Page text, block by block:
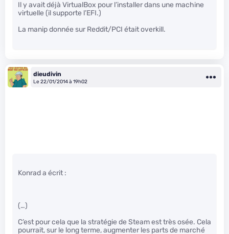
Il y avait déjà VirtualBox pour l’installer dans une machine
virtuelle (il supporte l’EFI.)
La manip donnée sur Reddit/PCI était overkill.
dieudivin
Le 22/01/2014 à 19h02
Konrad a écrit :
(…)
C’est pour cela que la stratégie de Steam est très osée. Cela
pourrait, sur le long terme, augmenter les parts de marché